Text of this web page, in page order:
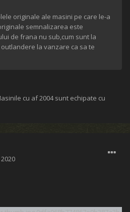
originale ale masini pe care le-a
semnalizarea este
de frana nu sub,cum sunt la
la vanzare ca sa te
cu af 2004 sunt echipate cu